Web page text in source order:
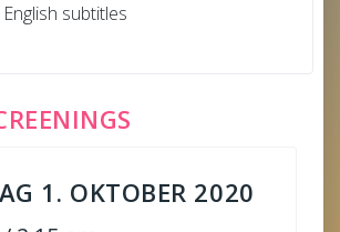
subtitles
1. OKTOBER 2020